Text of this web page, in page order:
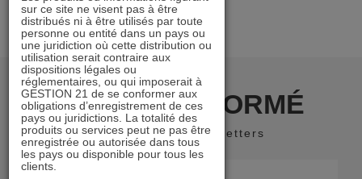
RESTER INFORMÉ
Recevoir nos newsletters
sur ce site ne visent pas à être
distribués ni à être utilisés par toute
personne ou entité dans un pays ou
une juridiction où cette distribution ou
utilisation serait contraire aux
dispositions légales ou
réglementaires, ou qui imposerait à
GESTION 21 de se conformer aux
obligations d’enregistrement de ces
pays ou juridictions. La totalité des
produits ou services peut ne pas être
enregistrée ou autorisée dans tous
les pays ou disponible pour tous les
clients.